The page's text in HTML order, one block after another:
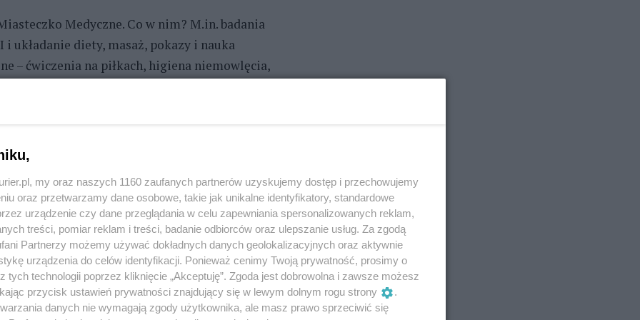
Medyczne. Co w nim? M.in. badania
układanie diety, masaż, pokazy i nauka
– ćwiczenia na piłkach, higiena niemowlęcia,
skóry, przegląd jamy ustnej, ogólne porady
samochodów i motocykli od parkingu przy
a w przerwach między koncertami będą
na licytacje WOŚP. Jednocześnie
TVP Szczecin.
między al. Wojska Polskiego a ul. Monte
my oraz naszych 1160 zaufanych partnerów uzyskujemy dostęp i przechowujemy
oraz przetwarzamy dane osobowe, takie jak unikalne identyfikatory, standardowe
urządzenie czy dane przeglądania w celu zapewniania spersonalizowanych reklam,
treści, pomiar reklam i treści, badanie odbiorców oraz ulepszanie usług. Za zgodą
Partnerzy możemy używać dokładnych danych geolokalizacyjnych oraz aktywnie
urządzenia do celów identyfikacji. Ponieważ cenimy Twoją prywatność, prosimy o
tych technologii poprzez kliknięcie „Akceptuję”. Zgoda jest dobrowolna i zawsze możesz
przycisk ustawień prywatności znajdujący się w lewym dolnym rogu strony
.
danych nie wymagają zgody użytkownika, ale masz prawo sprzeciwić się